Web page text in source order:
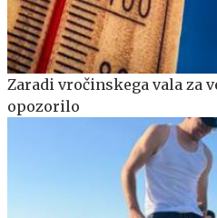
Zaradi vročinskega vala za
opozorilo